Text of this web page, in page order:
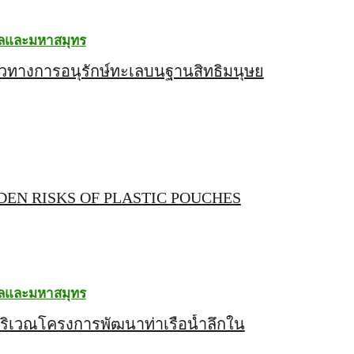
และมหาสมุทร
วทางการอนุรักษ์ทะเลบนฐานสิทธิมนุษย
RISKS OF PLASTIC POUCHES
และมหาสมุทร
เวณโครงการพัฒนาท่าเรือน้ำลึกใน